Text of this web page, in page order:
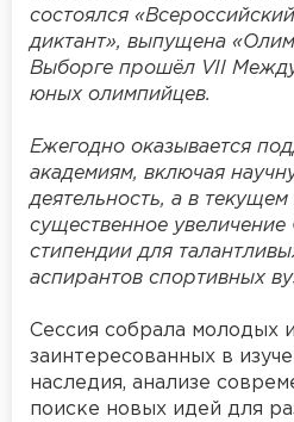
состоялся
диктант», выпущена
Выборге прошёл VII
юных олимпийцев.
Ежегодно оказывается
академиям, включая
деятельность, а в
существенное
стипендии для
аспирантов спортивных
Сессия собрала молодых
заинтересованных в
наследия, анализе
поиске новых идей для